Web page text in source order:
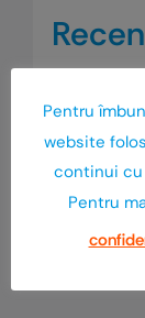
Nu
Numai
recenzie.
Pentru
website
continui
Pentru